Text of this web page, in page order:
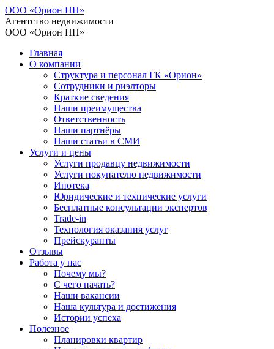
ООО «Орион НН»
Агентство недвижимости
ООО «Орион НН»
Главная
О компании
Структура и персонал ГК «Орион»
Сотрудники и риэлторы
Краткие сведения
Наши преимущества
Ответственность
Наши партнёры
Наши статьи в СМИ
Услуги и цены
Услуги продавцу недвижимости
Услуги покупателю недвижимости
Ипотека
Юридические и технические услуги
Бесплатные консультации экспертов
Trade-in
Технология оказания услуг
Прейскуранты
Отзывы
Работа у нас
Почему мы?
С чего начать?
Наши вакансии
Наша культура и достижения
Истории успеха
Полезное
Планировки квартир